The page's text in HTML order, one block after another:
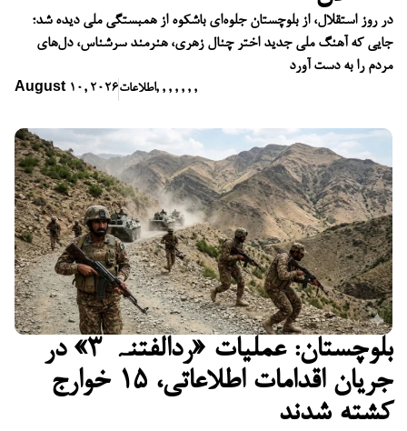
در روز استقلال، از بلوچستان جلوه‌ای باشکوه از همبستگی ملی دیده شد؛
جایی که آهنگ ملی جدید اختر چنال زهری، هنرمند سرشناس، دل‌های
مردم را به دست آورد
August 10, 2026اطلاعات, , , , , , ,
بلوچستان: عملیات «ردالفتنہ ۳» در
جریان اقدامات اطلاعاتی، ۱۵ خوارج
کشته شدند